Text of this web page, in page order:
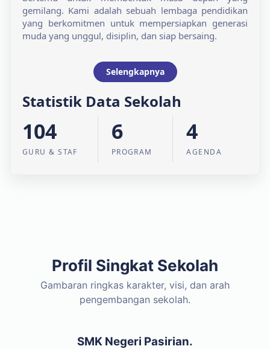
gemilang. Kami adalah sebuah lembaga pendidikan
yang berkomitmen untuk mempersiapkan generasi
muda yang unggul, disiplin, dan siap bersaing.
Selengkapnya
Statistik Data Sekolah
104
GURU & STAF
6
PROGRAM
4
AGENDA
Profil Singkat Sekolah
Gambaran ringkas karakter, visi, dan arah
pengembangan sekolah.
SMK Negeri Pasirian.